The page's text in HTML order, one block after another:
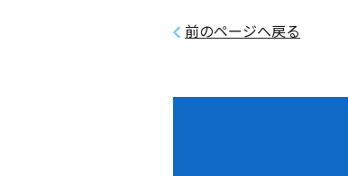
前のページへ戻る